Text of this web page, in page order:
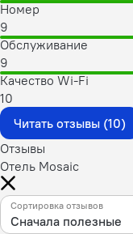
Номер
9
Обслуживание
9
Качество Wi-Fi
10
Читать отзывы (10)
Отзывы
Отель Mosaic
Сортировка отзывов
Сначала полезные